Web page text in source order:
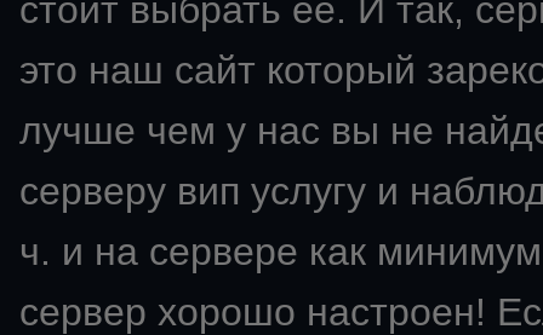
стоит выбрать ее. И так,
это наш сайт который
лучше чем у нас вы не
серверу вип услугу и
ч. и на сервере как
сервер хорошо настроен!